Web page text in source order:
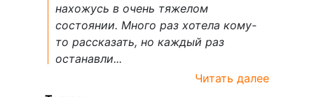
нахожусь в очень тяжелом
состоянии. Много раз хотела кому-
то рассказать, но каждый раз
останавли...
Читать далее